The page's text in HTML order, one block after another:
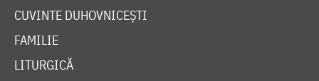
CUVINTE DUHOVNICEȘTI
FAMILIE
LITURGICĂ